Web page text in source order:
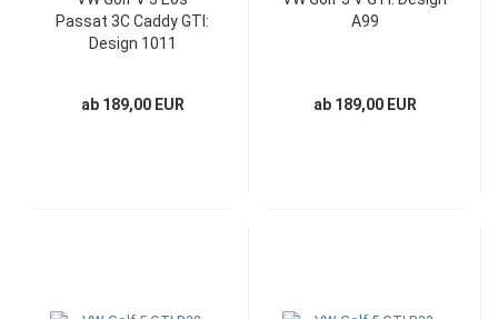
Passat 3C Caddy GTI:
Design 1011
ab 189,00 EUR
A99
ab 189,00 EUR